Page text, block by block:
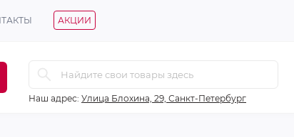
АКЦИИ
Наш адрес: Улица Блохина, 29, Санкт-Петербург